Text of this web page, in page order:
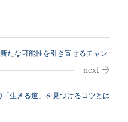
たな可能性を引き寄せるチャン
生きる道」を見つけるコツとは